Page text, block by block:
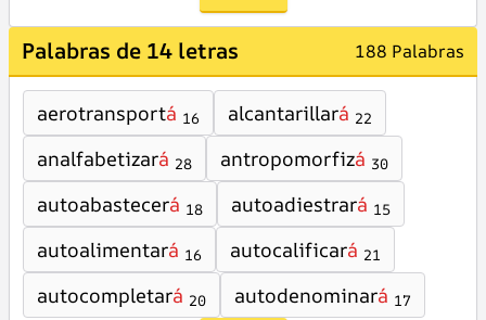
Palabras de 14 letras 188 Palabras
aerotransportá 16 alcantarillará 22
analfabetizará 28 antropomorfizá 30
autoabastecerá 18 autoadiestrará 15
autoalimentará 16 autocalificará 21
autocompletará 20 autodenominará 17